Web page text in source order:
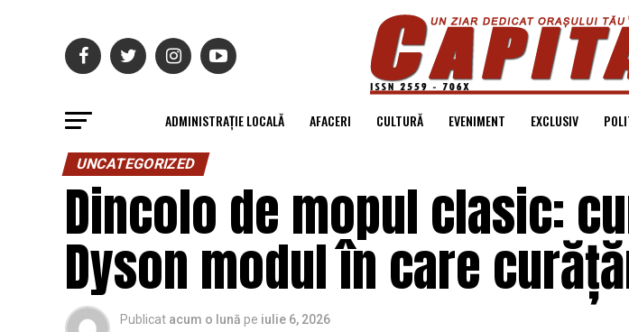
ADMINISTRAȚIE LOCALĂ AFACERI CULTURĂ EVENIMENT EXCLUSIV
UNCATEGORIZED
Dincolo de mopul clasic:
Dyson modul în care
Publicat acum o lună pe iulie 6, 2026